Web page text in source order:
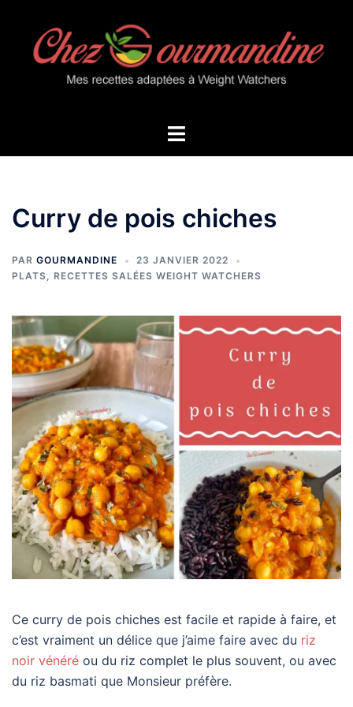
contenu
Ouvrir/fermer
Curry de pois chiches
PAR GOURMANDINE
23 JANVIER 2022
PLATS, RECETTES SALÉES WEIGHT WATCHERS
Ce curry de pois chiches est facile et rapide à faire, et
c’est vraiment un délice que j’aime faire avec du riz
noir vénéré ou du riz complet le plus souvent, ou avec
du riz basmati que Monsieur préfère.